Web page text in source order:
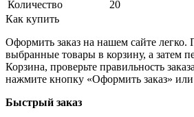
Количество
20
Как купить
Оформить заказ на нашем сайте легко.
выбранные товары в корзину, а затем
Корзина, проверьте правильность
нажмите кнопку «Оформить заказ»
Быстрый заказ